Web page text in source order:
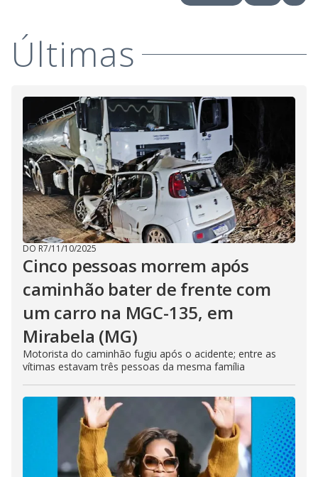
e
o
Últimas
DO R7/11/10/2025
Cinco pessoas morrem após
caminhão bater de frente com
um carro na MGC-135, em
Mirabela (MG)
Motorista do caminhão fugiu após o acidente; entre as
vítimas estavam três pessoas da mesma família